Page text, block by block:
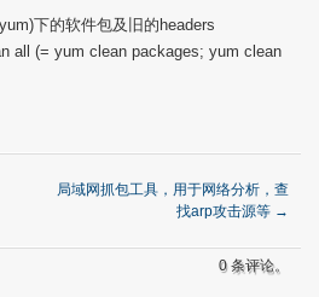
下的软件包及旧的headers
all (= yum clean packages; yum clean
局域网抓包工具，用于网络分析，查
找arp攻击源等 →
0 条评论。